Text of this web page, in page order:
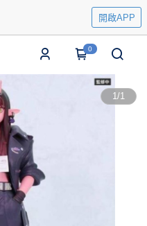
開啟APP
0
1/1